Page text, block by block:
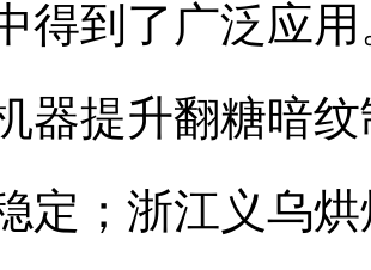
得到了广泛应
器提升翻糖暗
定；浙江义乌